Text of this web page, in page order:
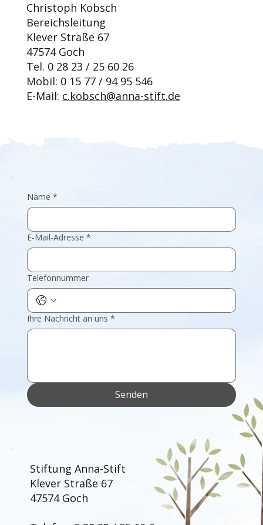
​Christoph Kobsch
Bereichsleitung
Klever Straße 67
47574 Goch
Tel. 0 28 23 / 25 60 26
Mobil: 0 15 77 / 94 95 546
E-Mail: c.kobsch@anna-stift.de
Stiftung Anna-Stift
Klever Straße 67
47574 Goch
Name *
E-Mail-Adresse *
Telefonnummer
Ihre Nachricht an uns *
Senden